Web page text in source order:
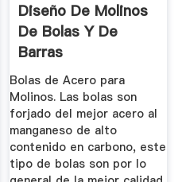
Diseño De Molinos
De Bolas Y De
Barras
Bolas de Acero para
Molinos. Las bolas son
forjado del mejor acero al
manganeso de alto
contenido en carbono, este
tipo de bolas son por lo